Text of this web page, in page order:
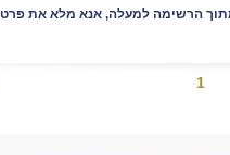
הרשימה למעלה, אנא מלא את
1